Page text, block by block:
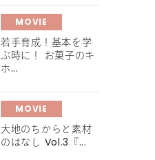
MOVIE
若手育成！基本を学
ぶ時に！ お菓子のキ
ホ...
MOVIE
大地のちからと素材
のはなし Vol.3『...